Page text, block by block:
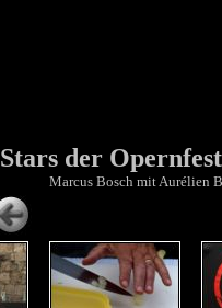
Stars der
Marcus Bosch mit Aurélien